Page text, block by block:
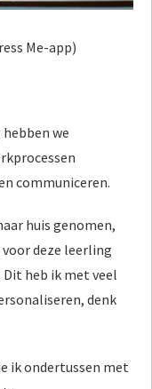
Me-app)
we
communiceren.
huis genomen,
deze leerling
heb ik met veel
denk
ik ondertussen met